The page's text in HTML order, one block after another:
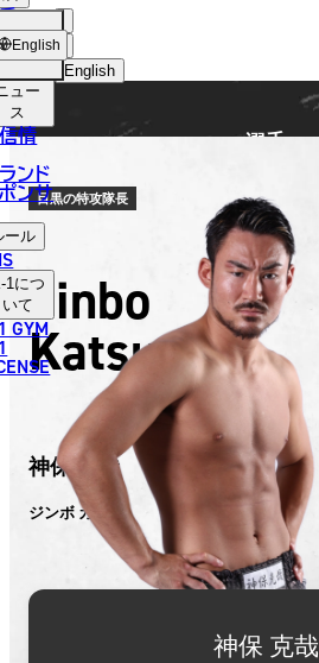
English
한국어
中文（简体）
中文（繁體）
ไทย
العربية
ョッ
プ
ュー
ス
情
ンド
ンサ
ール
1につ
いて
GYM
English
選手
目黒の特攻隊長
Jinbo
Katsuya
神保 克哉
ジンボ カツヤ
神保 克哉